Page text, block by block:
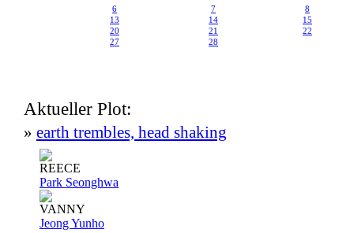
6
7
8
13
14
15
20
21
22
27
28
Aktueller Plot:
» earth trembles, head shaking
REECE
Park Seonghwa
VANNY
Jeong Yunho